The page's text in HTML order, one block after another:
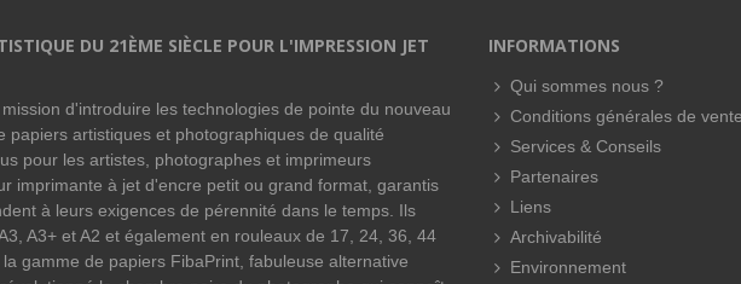
DU 21ÈME SIÈCLE POUR L'IMPRESSION JET
d'introduire les technologies de pointe du nouveau
papiers artistiques et photographiques de qualité
pour les artistes, photographes et imprimeurs
imprimante à jet d'encre petit ou grand format, garantis
à leurs exigences de pérennité dans le temps. Ils
A3+ et A2 et également en rouleaux de 17, 24, 36, 44
gamme de papiers FibaPrint, fabuleuse alternative
INFORMATIONS
Qui sommes nous ?
Conditions générales de
Services & Conseils
Partenaires
Liens
Archivabilité
Environnement